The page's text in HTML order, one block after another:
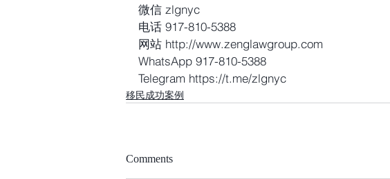
微信 zlgnyc
电话 917-810-5388
网站 http://www.zenglawgroup.com
WhatsApp 917-810-5388
Telegram https://t.me/zlgnyc
移民成功案例
Comments